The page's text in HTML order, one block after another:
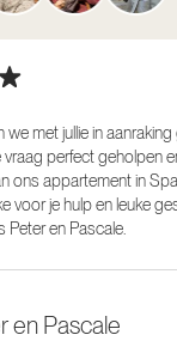
we met jullie in
vraag perfect geholpen
ons appartement in
voor je hulp en leuke
Peter en Pascale.
en Pascale